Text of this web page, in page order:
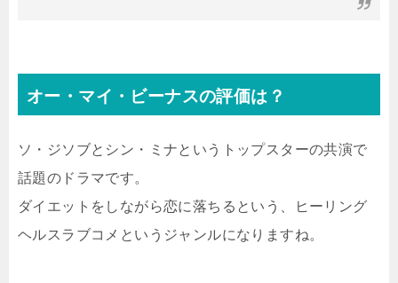
オー・マイ・ビーナスの評価は？
ソ・ジソブとシン・ミナというトップスターの共演で
話題のドラマです。
ダイエットをしながら恋に落ちるという、ヒーリング
ヘルスラブコメというジャンルになりますね。